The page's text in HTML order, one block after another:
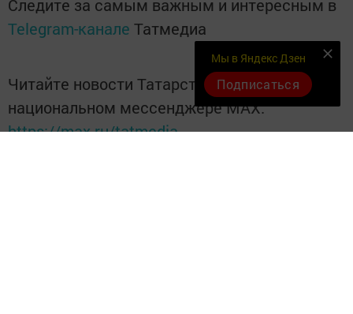
Следите за самым важным и интересным в
Telegram-канале Татмедиа
Читайте новости Татарстана в
национальном мессенджере MАХ:
https://max.ru/tatmedia
Мы в Яндекс Дзен
Подписаться